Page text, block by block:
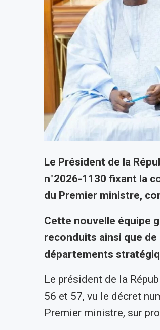
Le Président de la
n°2026-1130 fixant la
du Premier ministre,
Cette nouvelle équipe
reconduits ainsi que
départements
Le président de la
56 et 57, vu le décret
Premier ministre, sur